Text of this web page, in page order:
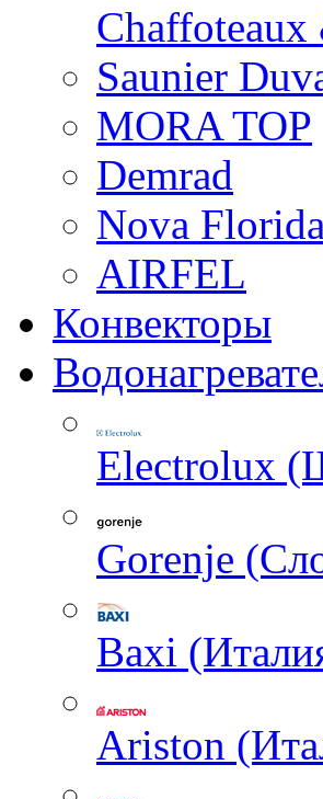
Saunier
MORA TOP
Demrad
Nova Florida
AIRFEL
Конвекторы
Electrolux
Gorenje
Baxi
Ariston